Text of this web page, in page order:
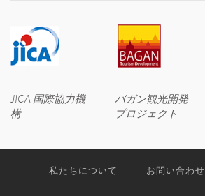
JICA 国際協力機
構
バガン観光開発
プロジェクト
私たちについて お問い合わせ